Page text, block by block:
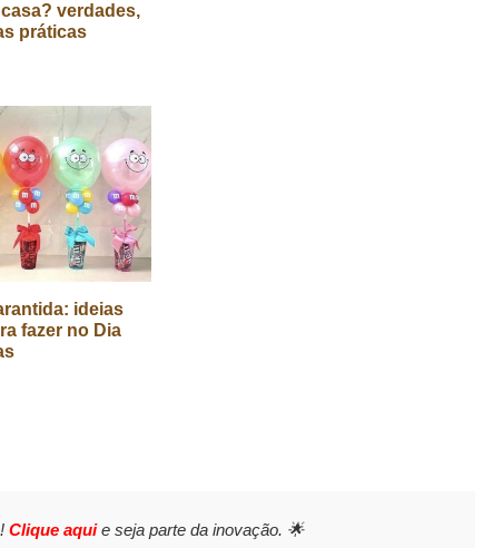
verdades,
práticas
ideias
fazer no Dia
Clique aquie seja parte da inovação. 🌟